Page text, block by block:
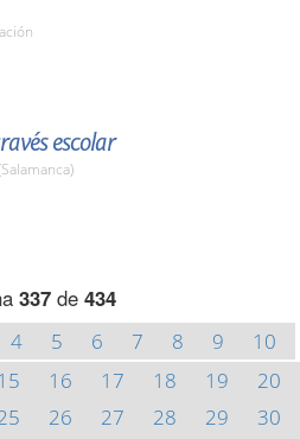
escolar
337de 434
4 5 6 7 8 9
10
15 16 17 18 19
20
26 27 28 29
30